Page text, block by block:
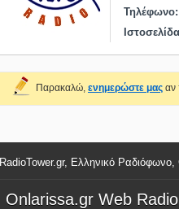
Τηλέφωνο:
Παρακαλώ, ενημερώστε μας αν
RadioTower.gr, Ελληνικό
Onlarissa.gr Web